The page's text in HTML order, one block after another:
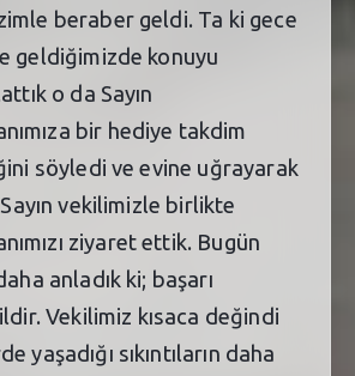
beraber geldi. Ta ki gece
geldiğimizde konuyu
o da Sayın
bir hediye takdim
söyledi ve evine uğrayarak
vekilimizle birlikte
ziyaret ettik. Bugün
anladık ki; başarı
Vekilimiz kısaca değindi
yaşadığı sıkıntıların daha